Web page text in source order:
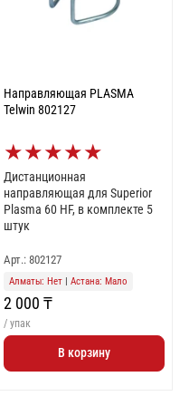
Направляющая PLASMA
Telwin 802127
★★★★★
Дистанционная
направляющая для Superior
Plasma 60 HF, в комплекте 5
штук
Арт.: 802127
Алматы: Нет| Астана: Мало
2 000 ₸
/ упак
В корзину